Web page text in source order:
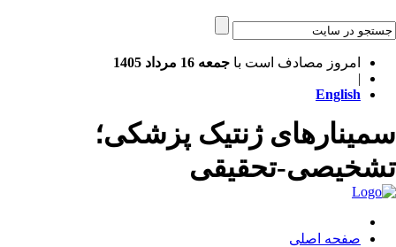
امروز مصادف است باجمعه 16 مرداد 1405
English
ژنتیک پزشکی؛
تحقیقی
صفحه اصلی